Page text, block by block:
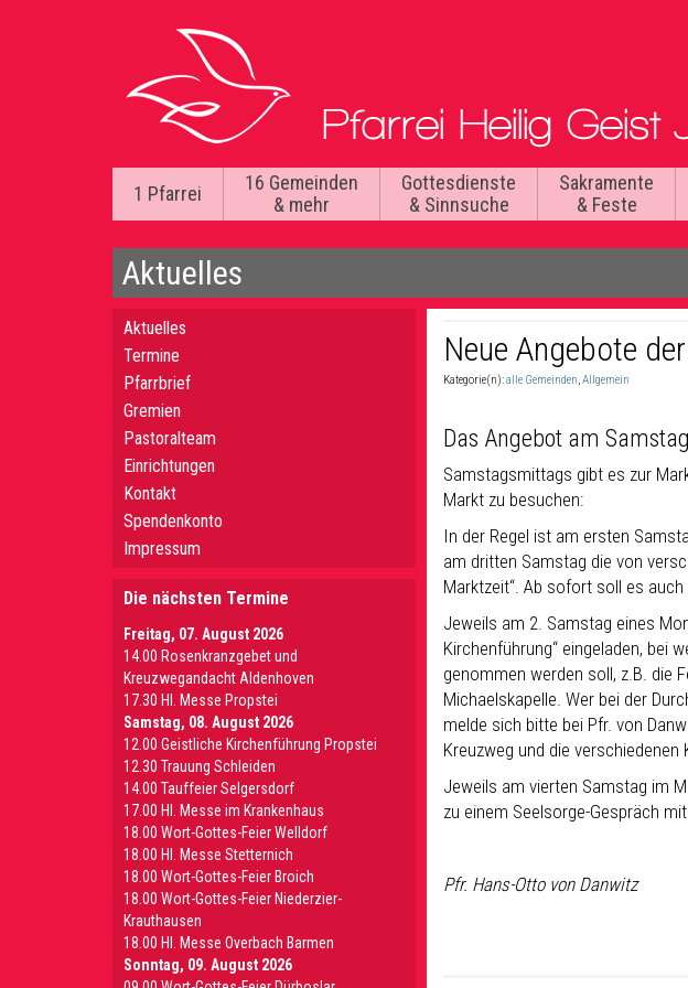
1 Pfarrei
16 Gemeinden
& mehr
Gottesdienste
& Sinnsuche
Sakramente
& Feste
Aktuelles
Neue Angebote
Kategorie(n):alle Gemeinden,Allgemein
Das Angebot am
Samstagsmittags gibt es zur
Markt zu besuchen:
In der Regel ist am ersten
am dritten Samstag die von
Marktzeit“. Ab sofort soll es
Jeweils am 2. Samstag eines
Kirchenführung“ eingeladen, bei
genommen werden soll, z.B. die
Michaelskapelle. Wer bei der
melde sich bitte bei Pfr. von
Kreuzweg und die
Jeweils am vierten Samstag im
zu einem Seelsorge-Gespräch
Pfr. Hans-Otto von Danwitz
Aktuelles
Termine
Pfarrbrief
Gremien
Pastoralteam
Einrichtungen
Kontakt
Spendenkonto
Impressum
Die nächsten Termine
Freitag, 07. August 2026
14.00 Rosenkranzgebet und
Kreuzwegandacht Aldenhoven
17.30 Hl. Messe Propstei
Samstag, 08. August 2026
12.00 Geistliche Kirchenführung Propstei
12.30 Trauung Schleiden
14.00 Tauffeier Selgersdorf
17.00 Hl. Messe im Krankenhaus
18.00 Wort-Gottes-Feier Welldorf
18.00 Hl. Messe Stetternich
18.00 Wort-Gottes-Feier Broich
18.00 Wort-Gottes-Feier Niederzier-
Krauthausen
18.00 Hl. Messe Overbach Barmen
Sonntag, 09. August 2026